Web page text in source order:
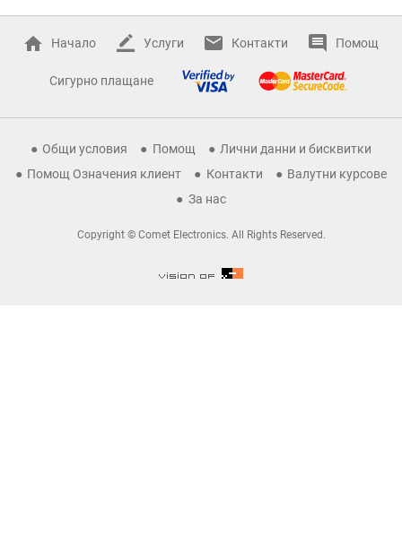
Начало Услуги Контакти Помощ
Сигурно плащане
Общи условия Помощ
Лични данни и бисквитки
Помощ Означения клиент
Контакти
Валутни курсове
За нас
Copyright © Comet Electronics. All Rights Reserved.